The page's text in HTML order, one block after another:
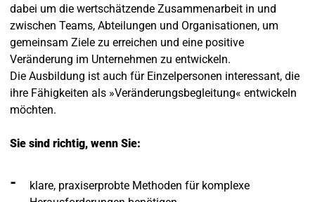
dabei um die wertschätzende Zusammenarbeit in und
zwischen Teams, Abteilungen und Organisationen, um
gemeinsam Ziele zu erreichen und eine positive
Veränderung im Unternehmen zu entwickeln.
Die Ausbildung ist auch für Einzelpersonen interessant, die
ihre Fähigkeiten als »Veränderungsbegleitung« entwickeln
möchten.
Sie sind richtig, wenn Sie:
klare, praxiserprobte Methoden für komplexe